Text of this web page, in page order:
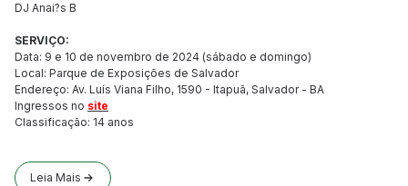
DJ Anai?s B
SERVIÇO:
Data: 9 e 10 de novembro de 2024 (sábado e domingo)
Local: Parque de Exposições de Salvador
Endereço: Av. Luís Viana Filho, 1590 - Itapuã, Salvador - BA
Ingressos no site
Classificação: 14 anos
Leia Mais